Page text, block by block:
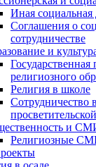
Иная социальная
Соглашения о
сотрудничестве
и
Государственная
религиозного
Религия в школе
Сотрудничество
и
Религиозные